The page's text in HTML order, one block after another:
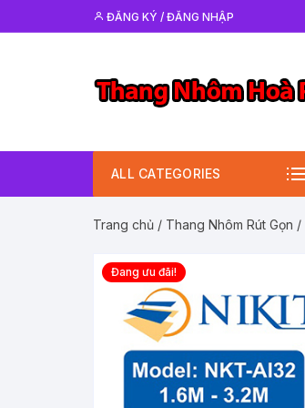
tới
ĐĂNG KÝ / ĐĂNG NHẬP
ALL CATEGORIES
Trang chủ / Thang Nhôm Rút Gọn /
Đang ưu đãi!